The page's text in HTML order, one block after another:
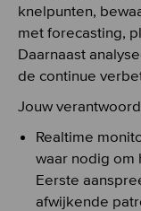
knelpunten,
met forecasting,
Daarnaast
de continue
Jouw
Realtime
waar nodig om
Eerste
afwijkende